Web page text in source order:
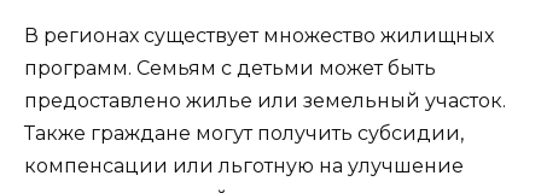
В регионах существует множество жилищных
программ. Семьям с детьми может быть
предоставлено жилье или земельный участок.
Также граждане могут получить субсидии,
компенсации или льготную на улучшение